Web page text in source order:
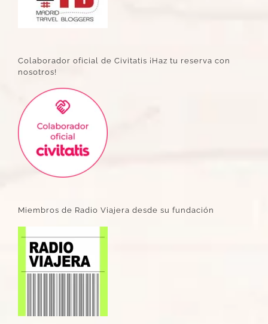
Colaborador oficial de Civitatis ¡Haz tu reserva con
nosotros!
Miembros de Radio Viajera desde su fundación